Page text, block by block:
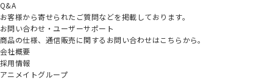
Q&A
お客様から寄せられたご質問などを掲載しております。
お問い合わせ・ユーザーサポート
商品の仕様、通信販売に関するお問い合わせはこちらから。
会社概要
採用情報
アニメイトグループ